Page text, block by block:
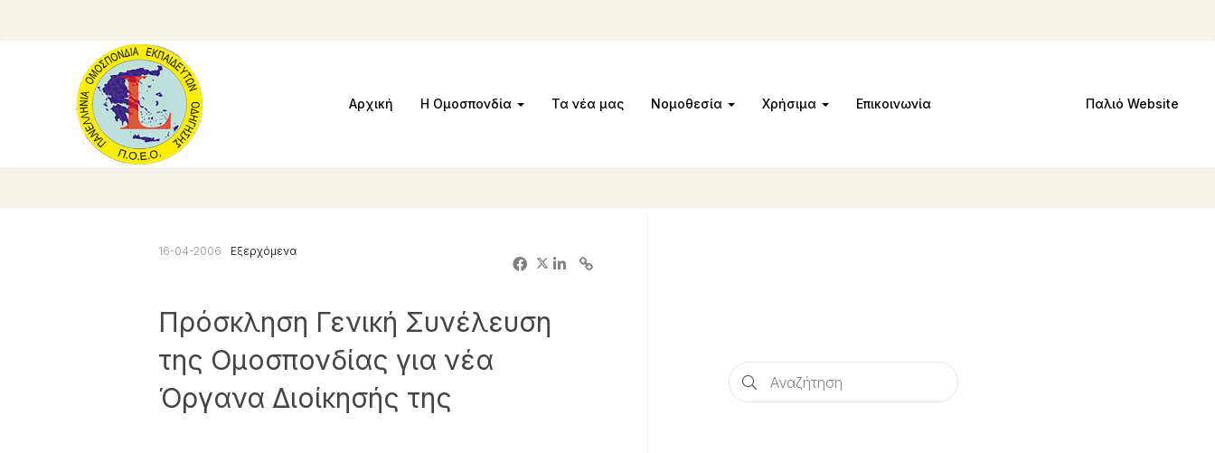
Αρχική Η Ομοσπονδία Τα νέα μας Νομοθεσία Χρήσιμα Επικοινωνία Παλιό Website
16-04-2006 Εξερχόμενα
Πρόσκληση Γενική Συνέλευση
της Ομοσπονδίας για νέα
Όργανα Διοίκησής της